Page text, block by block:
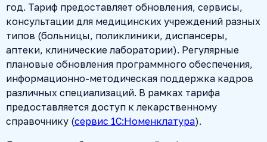
год. Тариф предоставляет обновления, сервисы,
консультации для медицинских учреждений разных
типов (больницы, поликлиники, диспансеры,
аптеки, клинические лаборатории). Регулярные
плановые обновления программного обеспечения,
информационно-методическая поддержка кадров
различных специализаций. В рамках тарифа
предоставляется доступ к лекарственному
справочнику (сервис 1С:Номенклатура).